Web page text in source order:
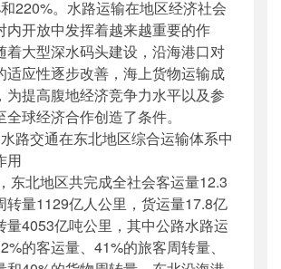
220%。水路运输在地区经济社会
内开放中发挥着越来越重要的作
着大型深水码头建设，沿海港口对
适应性逐步改善，海上货物运输成
为提高腹地经济竞争力水平以及参
球经济合作创造了条件。
交通在东北地区综合运输体系中
用
北地区共完成全社会客运量12.3
转量1129亿人公里，货运量17.8亿
量4053亿吨公里，其中公路水路运
的客运量、41%的旅客周转量、